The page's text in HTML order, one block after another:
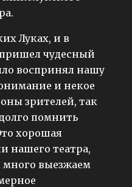
Луках, и в
чудесный
воспринял нашу
и некое
зрителей, так
помнить
хорошая
нашего театра,
много выезжаем